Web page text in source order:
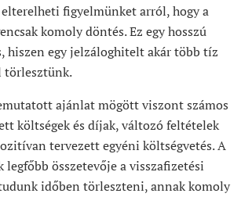
figyelmünket arról, hogy a
komoly döntés. Ez egy hosszú
hiszen egy jelzáloghitelt akár több tíz
törlesztünk.
ajánlat mögött viszont számos
költségek és díjak, változó feltételek
tervezett egyéni költségvetés. A
legfőbb összetevője a visszafizetési
időben törleszteni, annak komoly